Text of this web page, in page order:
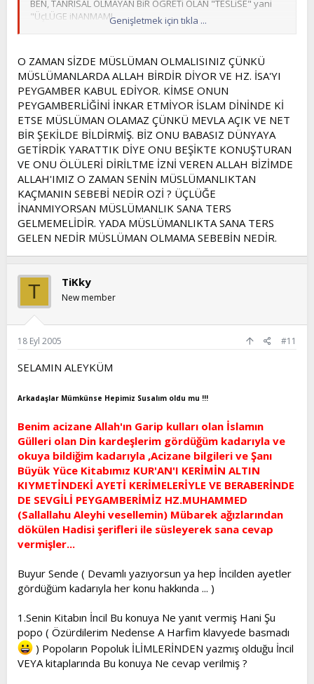
EN'AM-38: Ve mâ min dâbbetin fîl ardı ve lâ tâirin yatîru bi
min şey’in summe ilâ rabbihim yuhşerûn(yuhşerûne).
Ve yeryüzünde yürüyen hayvanlardan ve iki kanadıyla
uçan kuşlardan ne varsa (4 ayaklı) hiçbir hayvan ve iki
kanadıyla uçan hiçbir kuş yoktur ki; sizin gibi ümmet
olmasınlar.Biz kitapta hiçbir şeyi eksik bırakmadık.Sonra
Rab’lerine haşrolunacaklar (olunurlar).
SEVGİLİ KARDEŞİM YİĞİT İNŞAALAH SENİ İSTEMEDENDE OLSA
KIRMAMIŞIMDIR
İSTEMEDEN KİMİN KALBİNİ KIRDIYSAM ÖZÜR DİLERİM BENİ
AFFEDİN
BEN, TANRISAL OLMAYAN BiR ÖGRETi OLAN "TESLiSE" yani
"ÜçLÜGE iNANMAM!Genişletmek için tıkla ...
O ZAMAN SİZDE MÜSLÜMAN OLMALISINIZ ÇÜNKÜ
MÜSLÜMANLARDA ALLAH BİRDİR DİYOR VE HZ. İSA'YI
PEYGAMBER KABUL EDİYOR. KİMSE ONUN
PEYGAMBERLİĞİNİ İNKAR ETMİYOR İSLAM DİNİNDE Kİ
ETSE MÜSLÜMAN OLAMAZ ÇÜNKÜ MEVLA AÇIK VE NET
BİR ŞEKİLDE BİLDİRMİŞ. BİZ ONU BABASIZ DÜNYAYA
GETİRDİK YARATTIK DİYE ONU BEŞİKTE KONUŞTURAN
VE ONU ÖLÜLERİ DİRİLTME İZNİ VEREN ALLAH BİZİMDE
ALLAH'IMIZ O ZAMAN SENİN MÜSLÜMANLIKTAN
KAÇMANIN SEBEBİ NEDİR OZİ ? ÜÇLÜĞE
İNANMIYORSAN MÜSLÜMANLIK SANA TERS
GELMEMELİDİR. YADA MÜSLÜMANLIKTA SANA TERS
GELEN NEDİR MÜSLÜMAN OLMAMA SEBEBİN NEDİR.
T TiKky
New member
18 Eyl 2005 #11
SELAMIN ALEYKÜM
Arkadaşlar Mümkünse Hepimiz Susalım oldu mu !!!
Benim acizane Allah'ın Garip kulları olan İslamın
Gülleri olan Din kardeşlerim gördüğüm kadarıyla ve
okuya bildiğim kadarıyla ,Acizane bilgileri ve Şanı
Büyük Yüce Kitabımız KUR'AN'I KERİMİN ALTIN
KIYMETİNDEKİ AYETİ KERİMELERİYLE VE BERABERİNDE
DE SEVGİLİ PEYGAMBERİMİZ HZ.MUHAMMED
(Sallallahu Aleyhi vesellemin) Mübarek ağızlarından
dökülen Hadisi şerifleri ile süsleyerek sana cevap
vermişler...
Buyur Sende ( Devamlı yazıyorsun ya hep İncilden ayetler
gördüğüm kadarıyla her konu hakkında ... )
1.Senin Kitabın İncil Bu konuya Ne yanıt vermiş Hani Şu
popo ( Özürdilerim Nedense A Harfim klavyede basmadı
) Popoların Popoluk İLİMLERİNDEN yazmış olduğu İncil
VEYA kitaplarında Bu konuya Ne cevap verilmiş ?